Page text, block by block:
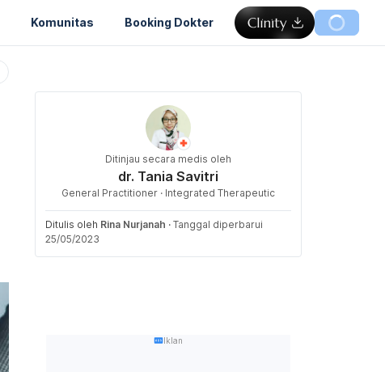
Komunitas Booking Dokter
Ditinjau secara medis oleh
dr. Tania Savitri
General Practitioner · Integrated Therapeutic
Ditulis oleh Rina Nurjanah · Tanggal diperbarui
25/05/2023
Iklan